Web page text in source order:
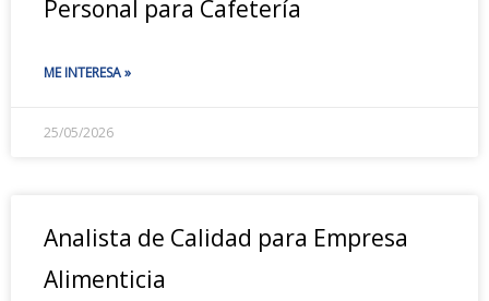
Personal para Cafetería
ME INTERESA »
25/05/2026
Analista de Calidad para Empresa
Alimenticia